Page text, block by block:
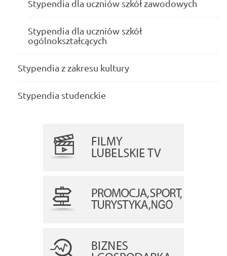
Stypendia dla uczniów szkół zawodowych
Stypendia dla uczniów szkół
ogólnokształcących
Stypendia z zakresu kultury
Stypendia studenckie